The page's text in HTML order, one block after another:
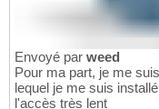
Envoyé par weed
Pour ma part, je me
lequel je me suis
l'accès très lent